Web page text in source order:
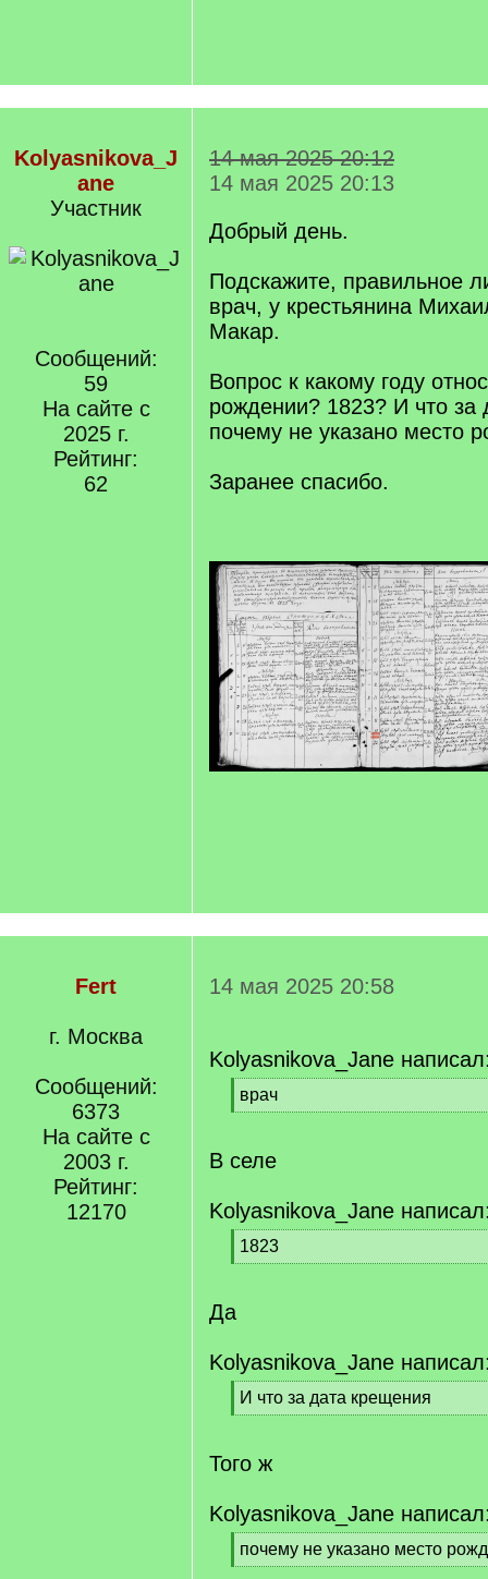
Kolyasnikova_J
ane
Участник
Сообщений:
59
На сайте с
2025 г.
Рейтинг:
62
14 мая 2025 20:12
14 мая 2025 20:13
Добрый день.
Подскажите, правильное
врач, у крестьянина
Макар.
Вопрос к какому году
рождении? 1823? И что за
почему не указано место
Заранее спасибо.
Fert
г. Москва
Сообщений:
6373
На сайте с
2003 г.
Рейтинг:
12170
14 мая 2025 20:58
Kolyasnikova_Jane
[
q
врач
[
q
]
В селе
Kolyasnikova_Jane
[
q
1823
[
Да
Kolyasnikova_Jane
[
q
И что за дата крещения
[
q
]
Того ж
Kolyasnikova_Jane
[
q
почему не указано место
[